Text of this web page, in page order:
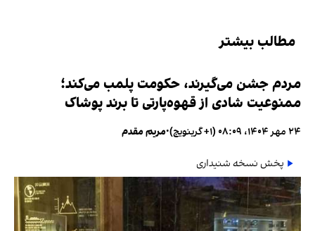
مطالب بیشتر
مردم جشن می‌گیرند، حکومت پلمب می‌کند؛
ممنوعیت شادی از قهوه‌پارتی تا برند پوشاک
۲۴ مهر ۱۴۰۴، ۰۸:۰۹ (‎+۱ گرینویچ) •مریم مقدم
پخش نسخه شنیداری